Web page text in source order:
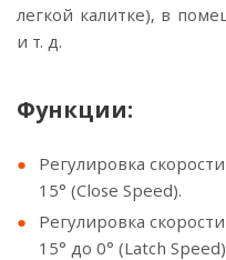
легкой калитке), в
и т. д.
Функции:
Регулировка
15° (Close Speed).
Регулировка
15° до 0° (Latch